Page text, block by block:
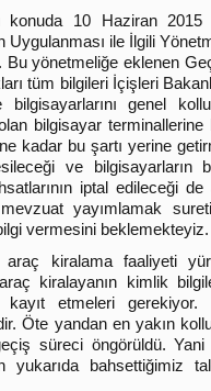
konuda 10 Haziran 2015
Uygulanması ile İlgili
Bu yönetmeliğe eklenen
tüm bilgileri İçişleri
genel
bilgisayar
kadar bu şartı yerine
ve bilgisayarların
iptal edileceği de
yayımlamak
vermesini beklemekteyiz.
kiralama faaliyeti
kiralayanın kimlik
kayıt etmeleri
Öte yandan en yakın
süreci öngörüldü.
yukarıda bahsettiğimiz